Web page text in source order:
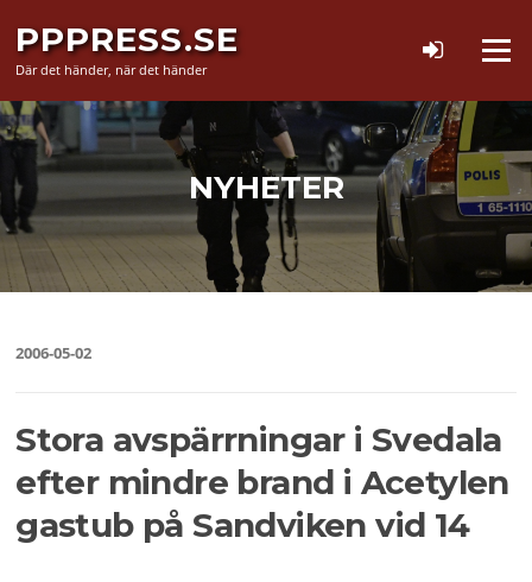
innehåll
PPPRESS.SE
Där det händer, när det händer
Meny
NYHETER
2006-05-02
Stora avspärrningar i Svedala
efter mindre brand i Acetylen
gastub på Sandviken vid 14